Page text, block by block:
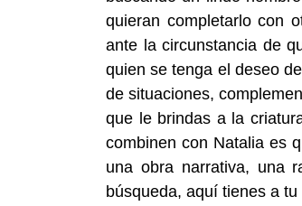
quieran completarlo con
ante la circunstancia de
quien se tenga el deseo
de situaciones,
que le brindas a la
combinen con Natalia es
una obra narrativa, una
búsqueda, aquí tienes a